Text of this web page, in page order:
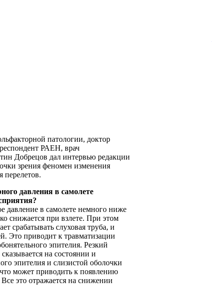
патологии, доктор
РАЕН, врач
Добрецов дал интервью редакции
зрения феномен изменения
перелетов.
давления в самолете
давление в самолете немного ниже
снижается при взлете. При этом
срабатывать слуховая труба, и
Это приводит к травматизации
эпителия. Резкий
на состоянии и
эпителия и слизистой оболочки
может приводить к появлению
это отражается на снижении